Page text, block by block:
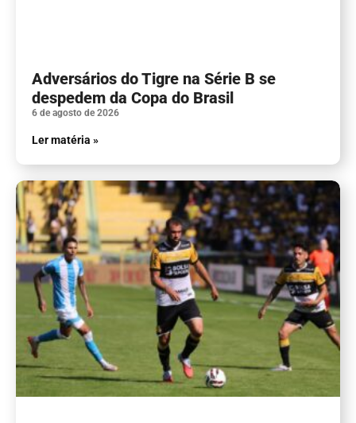
Adversários do Tigre na Série B se
despedem da Copa do Brasil
6 de agosto de 2026
Ler matéria »